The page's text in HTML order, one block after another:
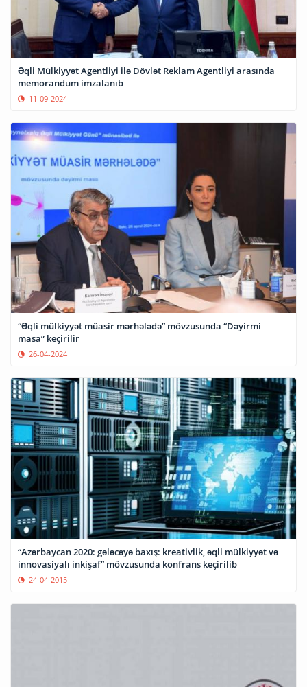
Əqli Mülkiyyət Agentliyi ilə Dövlət Reklam Agentliyi arasında
memorandum imzalanıb
11-09-2024
“Əqli mülkiyyət müasir mərhələdə” mövzusunda “Dəyirmi
masa” keçirilir
26-04-2024
“Azərbaycan 2020: gələcəyə baxış: kreativlik, əqli mülkiyyət və
innovasiyalı inkişaf” mövzusunda konfrans keçirilib
24-04-2015